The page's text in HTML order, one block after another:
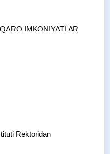
IMKONIYATLAR
Rektoridan